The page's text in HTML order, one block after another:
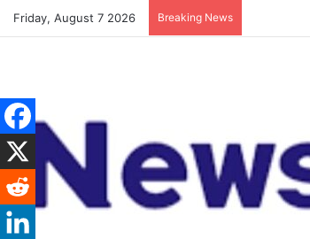
Friday, August 7 2026 Breaking News